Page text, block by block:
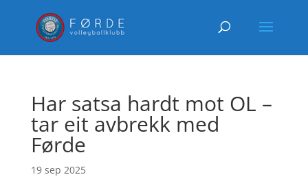
Har satsa hardt mot OL –
tar eit avbrekk med
Førde
19 sep 2025